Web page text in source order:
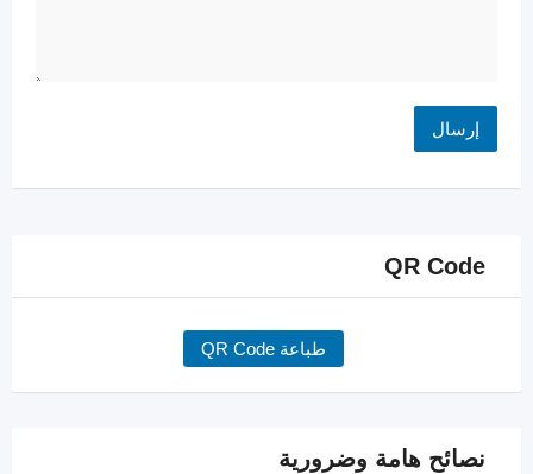
QR Code
طباعة QR Code
نصائح هامة وضرورية